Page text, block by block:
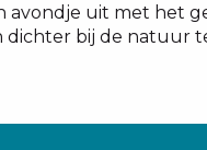
uit met het
bij de natuur